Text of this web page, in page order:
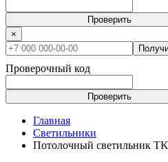
Проверить
×
Проверочный код
Проверить
Главная
Светильники
Потолочный светильник